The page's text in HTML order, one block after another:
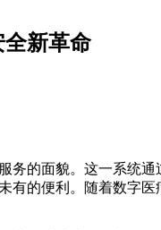
新革命
的面貌。这一系统
的便利。随着数字